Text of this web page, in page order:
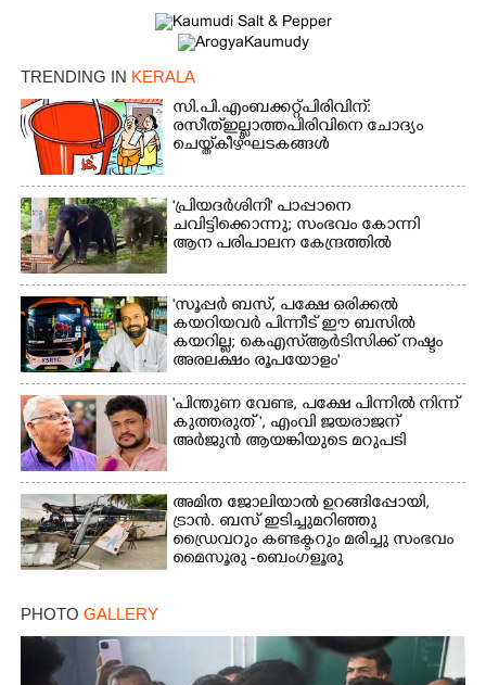
TRENDING IN KERALA
സി.പി.എം ബക്കറ്റ് പിരിവിന്:
രസീത് ഇല്ലാത്ത പിരിവിനെ ചോദ്യം
ചെയ്ത് കീഴ്ഘടകങ്ങൾ
'പ്രിയദർശിനി' പാപ്പാനെ
ചവിട്ടിക്കൊന്നു; സംഭവം കോന്നി
ആന പരിപാലന കേന്ദ്രത്തിൽ
'സൂപ്പർ ബസ്, പക്ഷേ ഒരിക്കൽ
കയറിയവർ പിന്നീട് ഈ ബസിൽ
കയറില്ല; കെഎസ്ആർടിസിക്ക് നഷ്ടം
അരലക്ഷം രൂപയോളം'
"പിന്തുണ വേണ്ട,​ പക്ഷേ പിന്നിൽ നിന്ന്
കുത്തരുത് ", എംവി ജയരാജന്
അർജുൻ ആയങ്കിയുടെ മറുപടി
അമിത ജോലിയാൽ ഉറങ്ങിപ്പോയി,
ട്രാൻ. ബസ് ഇടിച്ചുമറിഞ്ഞു
ഡ്രൈവറും കണ്ടക്ടറും മരിച്ചു സംഭവം
മൈസൂരു -ബെംഗളൂരു
PHOTO GALLERY
×
Share this link